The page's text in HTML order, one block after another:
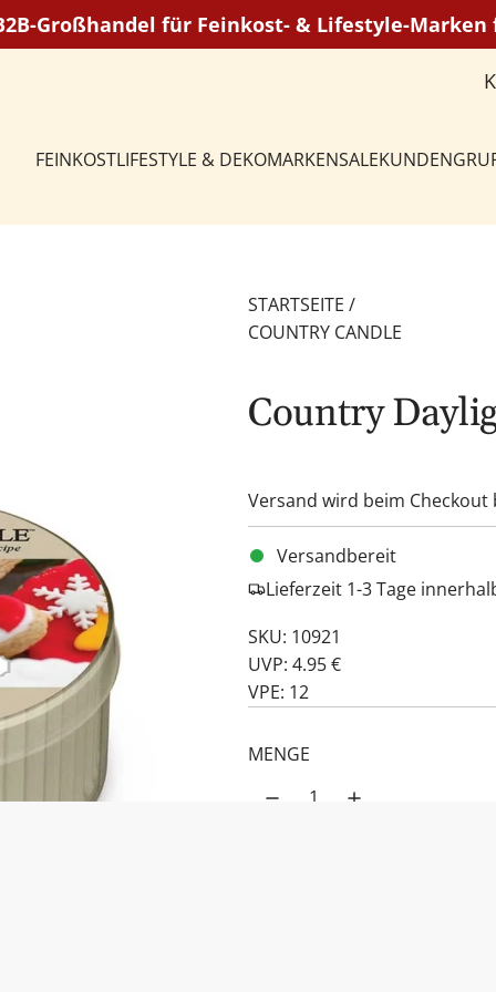
Großhandel für Feinkost- & Lifestyle-
FEINKOSTLIFESTYLE & DEKOMARKENSALE
STARTSEITE /
COUNTRY CANDLE
Country
Versand wird beim Checkout
Versandbereit
Lieferzeit 1-3 Tage
SKU: 10921
UVP: 4.95 €
VPE: 12
MENGE
Sugar